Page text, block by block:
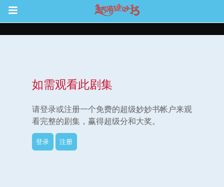
Return to Content
如需观看此剧集
请登录或注册一个免费的超级妙妙书帐户来观
看完整的剧集，赢得超级分和大奖。
登录 注册